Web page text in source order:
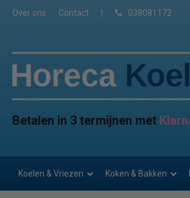
Over ons Contact 038081172
Betalen in 3 termijnen met
Koelen & Vriezen Koken & Bakken